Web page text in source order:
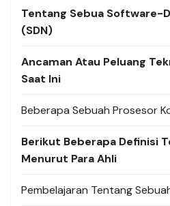
Tentang Sebua Software-
(SDN)
Ancaman Atau Peluang
Saat Ini
Beberapa Sebuah Prosesor
Berikut Beberapa Definisi
Menurut Para Ahli
Pembelajaran Tentang